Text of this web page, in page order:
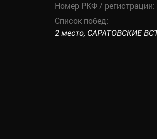
Номер РКФ / регистрации:
Список побед:
2 место, САРАТОВСКИЕ